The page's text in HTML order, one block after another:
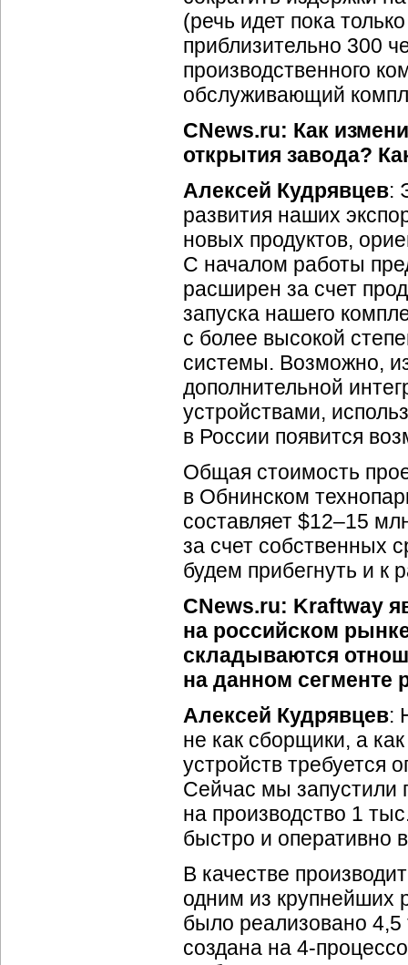
(речь идет пока
приблизительно 300
производственного
обслуживающий
CNews.ru: Как
открытия завода?
Алексей Кудрявцев:
развития наших
новых продуктов,
С началом работы
расширен за счет
запуска нашего
с более высокой
системы. Возможно,
дополнительной
устройствами,
в России появится
Общая стоимость
в Обнинском
составляет $12–15
за счет собственных
будем прибегнуть и
CNews.ru: Kraftway
на российском
складываются
на данном сегменте
Алексей Кудрявцев:
не как сборщики, а
устройств требуется
Сейчас мы запустили
на производство 1
быстро и оперативно
В качестве
одним из крупнейших
было реализовано
создана на 4-